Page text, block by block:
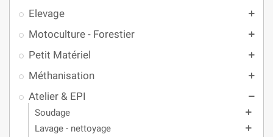
Elevage add
Motoculture - Forestier add
Petit Matériel add
Méthanisation add
Atelier & EPI remove
Soudage add
Lavage - nettoyage add